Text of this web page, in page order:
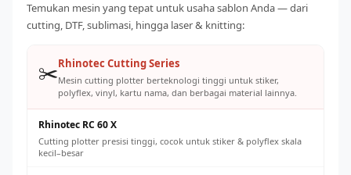
Kalibrasi konveyor oven secara berkala untuk suhu cure
yang konsisten
Temukan mesin yang tepat untuk usaha sablon Anda — dari
cutting, DTF, sublimasi, hingga laser & knitting:
✂️Rhinotec Cutting Series
Mesin cutting plotter berteknologi tinggi untuk stiker,
polyflex, vinyl, kartu nama, dan berbagai material lainnya.
Rhinotec RC 60 X
Cutting plotter presisi tinggi, cocok untuk stiker & polyflex skala
kecil–besar